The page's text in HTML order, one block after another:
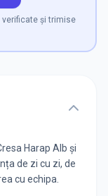
verificate și trimise
Harap Alb și
de zi cu zi, de
cu echipa.